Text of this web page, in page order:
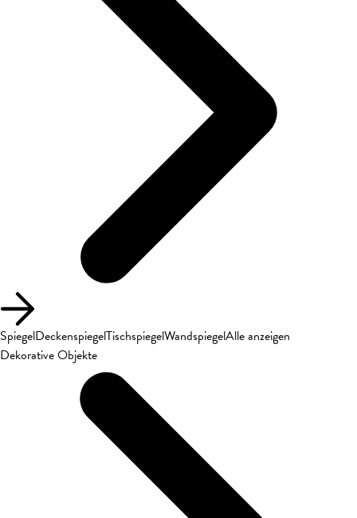
SpiegelDeckenspiegelTischspiegelWandspiegelAlle anzeigen
Dekorative Objekte